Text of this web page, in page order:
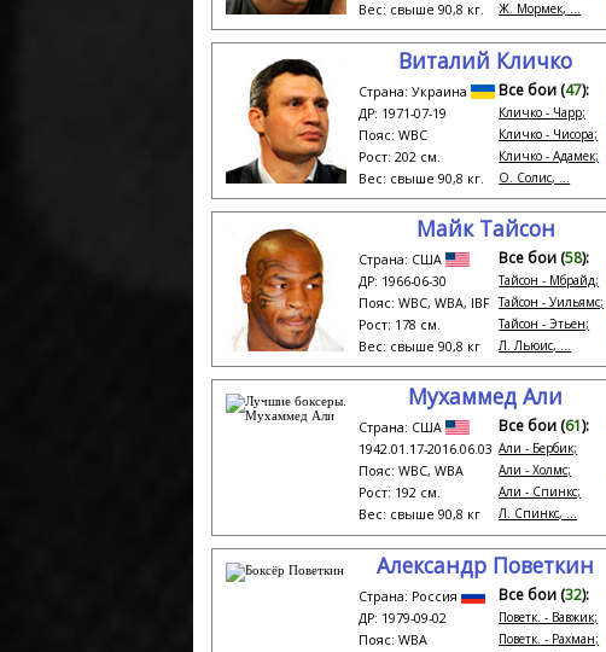
Вес: свыше 90,8 кг.
Ж. Мормек, ...
Виталий Кличко
Страна: Украина
ДР: 1971-07-19
Пояс: WBC
Рост: 202 см.
Вес: свыше 90,8 кг.
Все бои (47):
Кличко - Чарр;
Кличко - Чисора;
Кличко - Адамек;
О. Солис, ...
Майк Тайсон
Страна: США
ДР: 1966-06-30
Пояс: WBC, WBA, IBF
Рост: 178 см.
Вес: свыше 90,8 кг
Все бои (58):
Тайсон - Мбрайд;
Тайсон - Уильямс;
Тайсон - Этьен;
Л. Льюис, ...
Мухаммед Али
Страна: США
1942.01.17-2016.06.03
Пояс: WBC, WBA
Рост: 192 см.
Вес: свыше 90,8 кг
Все бои (61):
Али - Бербик;
Али - Холмс;
Али - Спинкс;
Л. Спинкс, ...
Александр Поветкин
Страна: Россия
ДР: 1979-09-02
Пояс: WBA
Все бои (32):
Поветк. - Вавжик;
Поветк. - Рахман;